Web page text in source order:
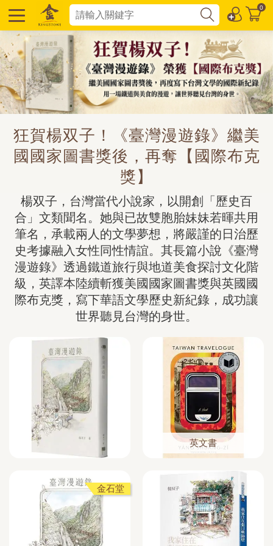
0
狂賀楊双子！《臺灣漫遊錄》繼美
國國家圖書獎後，再奪【國際布克
獎】
楊双子，台灣當代小說家，以開創「歷史百
合」文類聞名。她與已故雙胞胎妹妹若暉共用
筆名，承載兩人的文學夢想，將嚴謹的日治歷
史考據融入女性同性情誼。其長篇小說《臺灣
漫遊錄》透過鐵道旅行與地道美食探討文化階
級，英譯本陸續斬獲美國國家圖書獎與英國國
際布克獎，寫下華語文學歷史新紀錄，成功讓
世界聽見台灣的身世。
英文書
金石堂